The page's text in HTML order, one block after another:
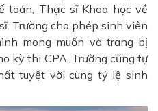
toán, Thạc sĩ Khoa học về
Trường cho phép sinh viên
mong muốn và trang bị
kỳ thi CPA. Trường cũng tự
tuyệt vời cùng tỷ lệ sinh